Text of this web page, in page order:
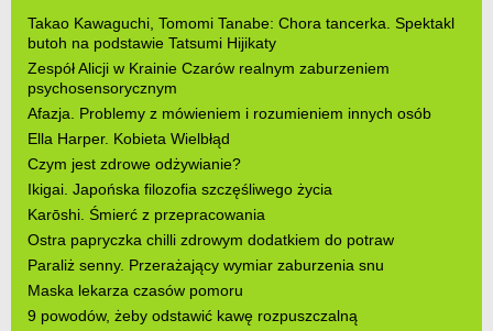
Takao Kawaguchi, Tomomi Tanabe: Chora tancerka. Spektakl
butoh na podstawie Tatsumi Hijikaty
Zespół Alicji w Krainie Czarów realnym zaburzeniem
psychosensorycznym
Afazja. Problemy z mówieniem i rozumieniem innych osób
Ella Harper. Kobieta Wielbłąd
Czym jest zdrowe odżywianie?
Ikigai. Japońska filozofia szczęśliwego życia
Karōshi. Śmierć z przepracowania
Ostra papryczka chilli zdrowym dodatkiem do potraw
Paraliż senny. Przerażający wymiar zaburzenia snu
Maska lekarza czasów pomoru
9 powodów, żeby odstawić kawę rozpuszczalną